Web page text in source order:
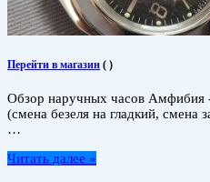
Перейти в магазин ( )
Обзор наручных часов Амфибия
(смена безеля на гладкий,
…
Читать далее »